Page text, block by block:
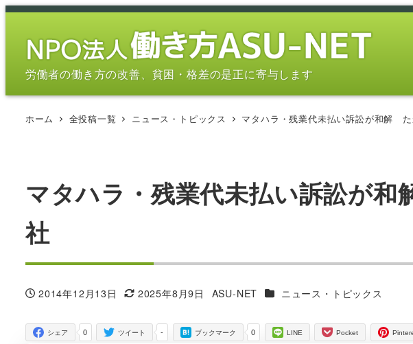
メ
労働者の働き方の改善、貧困・格差の是正に寄与します
ホーム 全投稿一覧 ニュース・トピックス マタハラ・残業代未払い訴訟が和解 た
マタハラ・残業代未払い訴訟が
社
投稿日
2014年12月13日
更新日
2025年8月9日
著
ASU-NET カテゴリー
ニュース・トピックス
0
シェア -
ツイート 0
ブックマーク LINE Pocket